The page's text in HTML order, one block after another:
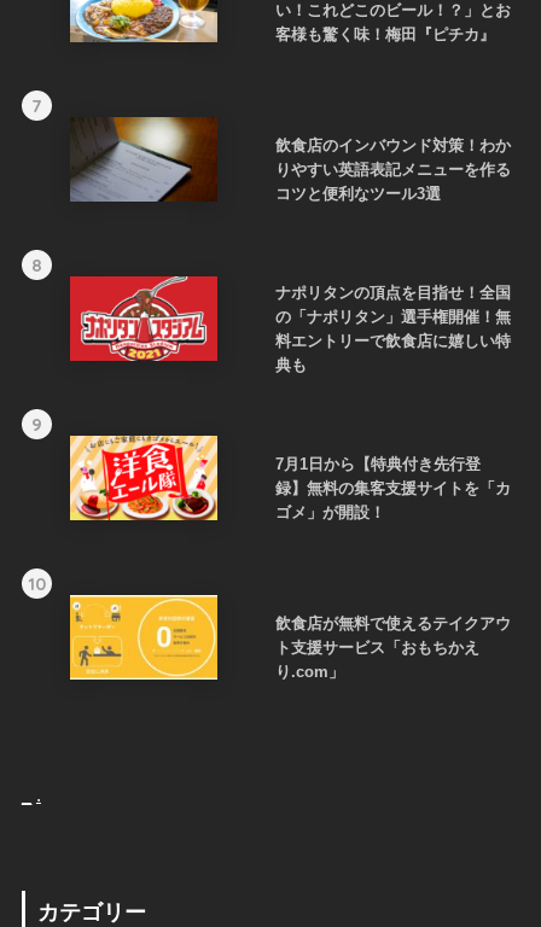
い！これどこのビール！？」とお
客様も驚く味！梅田『ピチカ』
7
飲食店のインバウンド対策！わか
りやすい英語表記メニューを作る
コツと便利なツール3選
8
ナポリタンの頂点を目指せ！全国
の「ナポリタン」選手権開催！無
料エントリーで飲食店に嬉しい特
典も
9
7月1日から【特典付き先行登
録】無料の集客支援サイトを「カ
ゴメ」が開設！
10
飲食店が無料で使えるテイクアウ
ト支援サービス「おもちかえ
り.com」
.
カテゴリー